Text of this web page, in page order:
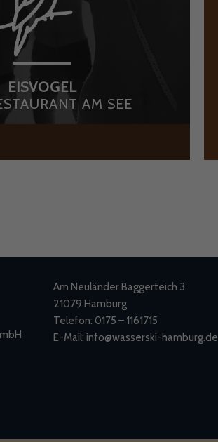
EISVOGEL
AM SEE
Am Neuländer Baggerteich 3
21079 Hamburg
Telefon: 0175 – 1161715
E-Mail: info@wasserski-hamburg.de